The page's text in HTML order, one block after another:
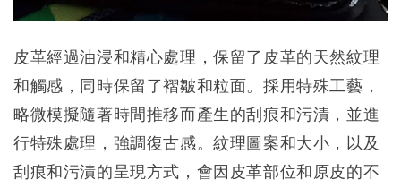
皮革經過油浸和精心處理，保留了皮革的天然紋理
和觸感，同時保留了褶皺和粒面。採用特殊工藝，
略微模擬隨著時間推移而產生的刮痕和污漬，並進
行特殊處理，強調復古感。紋理圖案和大小，以及
刮痕和污漬的呈現方式，會因皮革部位和原皮的不